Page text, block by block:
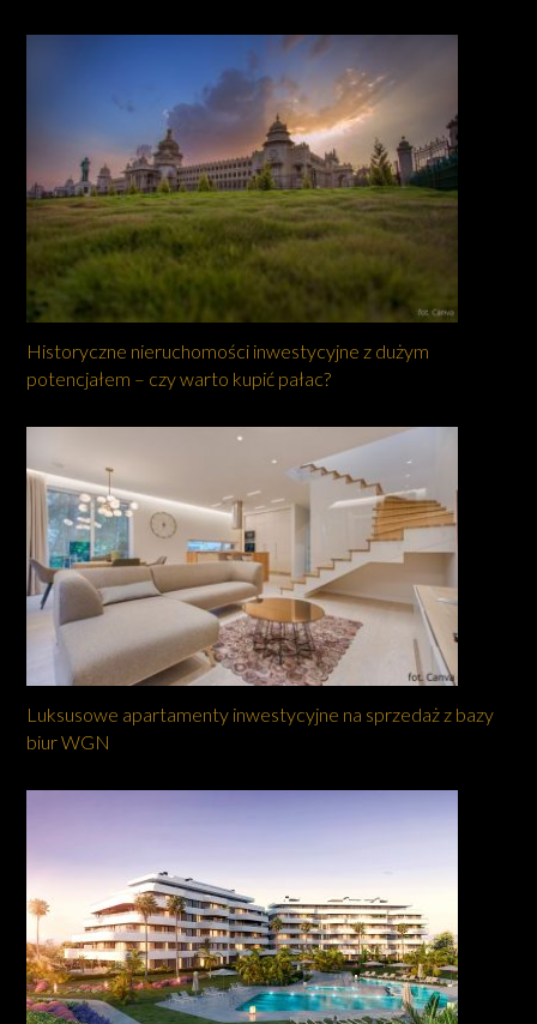
Historyczne nieruchomości inwestycyjne z dużym
potencjałem – czy warto kupić pałac?
Luksusowe apartamenty inwestycyjne na sprzedaż z bazy
biur WGN